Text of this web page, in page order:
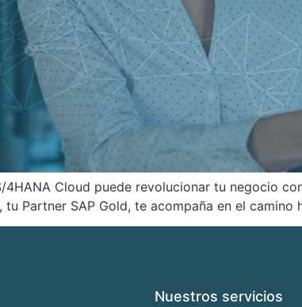
4HANA Cloud puede revolucionar tu negocio
Partner SAP Gold, te acompaña en el
Nuestros servicios